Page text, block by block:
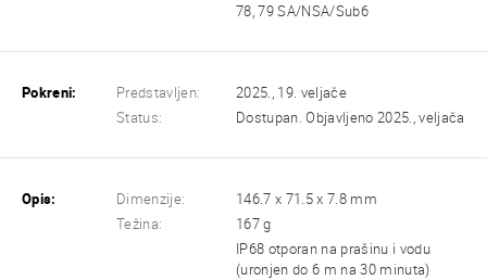
78, 79 SA/NSA/Sub6
Pokreni: Predstavljen:
2025., 19. veljače
Status:
Dostupan. Objavljeno 2025., veljača
Opis: Dimenzije:
146.7 x 71.5 x 7.8 mm
Težina:
167 g
IP68 otporan na prašinu i vodu
(uronjen do 6 m na 30 minuta)